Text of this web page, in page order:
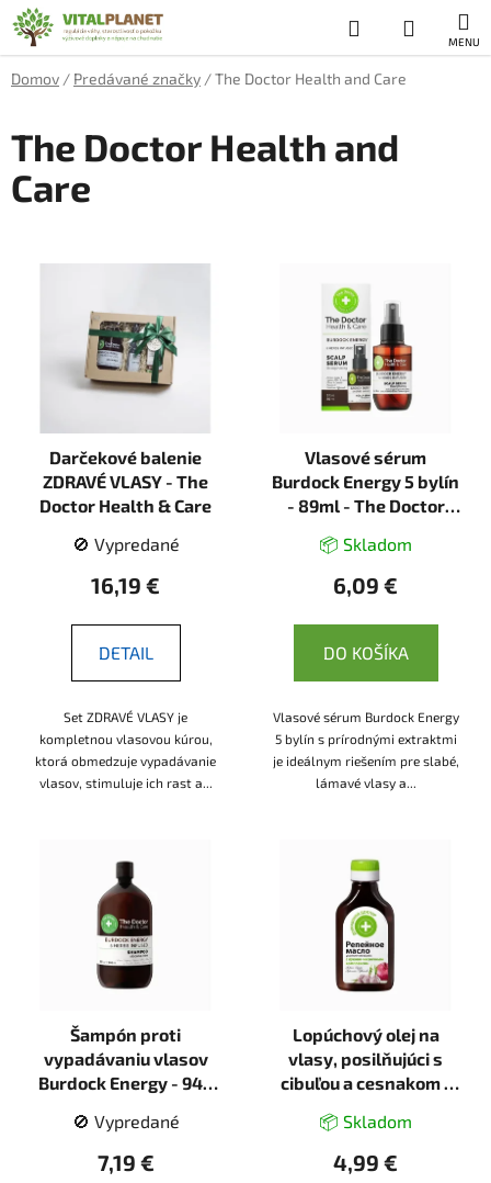
Prejsť
na
obsah
Hľadať
KOŠÍK
Domov / Predávané značky /The Doctor Health and Care
The Doctor Health and
Care
Darčekové balenie
ZDRAVÉ VLASY - The
Doctor Health & Care
🚫 Vypredané
16,19 €
DETAIL
Set ZDRAVÉ VLASY je
kompletnou vlasovou kúrou,
ktorá obmedzuje vypadávanie
vlasov, stimuluje ich rast a...
Vlasové sérum
Burdock Energy 5 bylín
- 89ml - The Doctor
📦 Skladom
6,09 €
DO KOŠÍKA
Vlasové sérum Burdock Energy
5 bylín s prírodnými extraktmi
je ideálnym riešením pre slabé,
lámavé vlasy a...
Šampón proti
vypadávaniu vlasov
Burdock Energy - 946
& Care
🚫 Vypredané
7,19 €
Lopúchový olej na
vlasy, posilňujúci s
cibuľou a cesnakom -
📦 Skladom
4,99 €